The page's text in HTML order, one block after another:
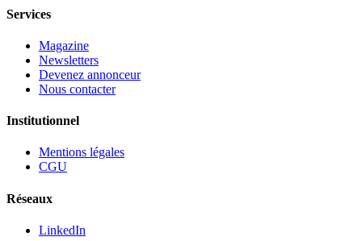
Services
Magazine
Newsletters
Devenez annonceur
Nous contacter
Institutionnel
Mentions légales
CGU
Réseaux
LinkedIn